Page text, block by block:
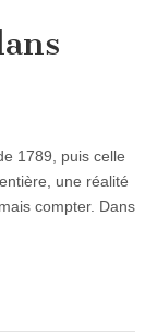
1789, puis celle
une réalité
compter. Dans